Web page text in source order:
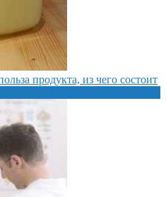
продукта, из чего состоит